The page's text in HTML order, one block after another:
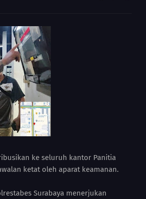
ke seluruh kantor Panitia
ketat oleh aparat keamanan.
Surabaya menerjukan